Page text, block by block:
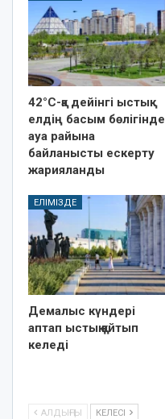
42°C-қа дейінгі ыстық:
елдің басым бөлігінде
ауа райына
байланысты ескерту
жарияланды
ЕЛІМІЗДЕ
Демалыс күндері
аптап ыстық қайтып
келеді
АЛДЫҢҒЫ КЕЛЕСІ